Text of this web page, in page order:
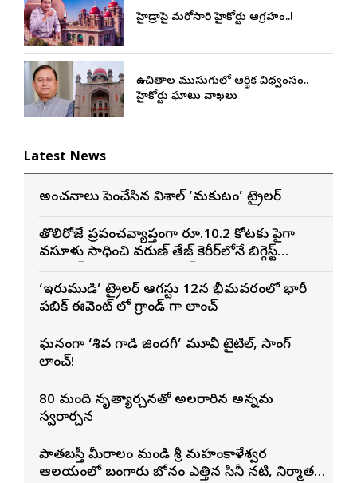
హైడ్రాపై మరోసారి హైకోర్టు ఆగ్రహం..!
ఉచితాల ముసుగులో ఆర్థిక విధ్వంసం..
హైకోర్టు ఘాటు వ్యాఖ్యలు
Latest News
అంచనాలు పెంచేసిన విశాల్ ‘మకుటం’ ట్రైలర్
తొలిరోజే ప్రపంచవ్యాప్తంగా రూ.10.2 కోట్లకు పైగా
వసూళ్లు సాధించి వరుణ్ తేజ్ కెరీర్‌లోనే బిగ్గెస్ట్
‘ఇరుముడి’ ట్రైలర్ ఆగస్టు 12న భీమవరంలో భారీ
పబ్లిక్ ఈవెంట్ లో గ్రాండ్ గా లాంచ్
ఘనంగా ‘శివ గాడి జింద‌గీ’ మూవీ టైటిల్, సాంగ్
లాంచ్!
80 మంది నృత్యార్చనతో అలరారిన అన్నమ
స్వరార్చన
పాతబస్తీ మీరాలం మండి శ్రీ మహంకాళేశ్వర
ఆలయంలో బంగారు బోనం ఎత్తిన సినీ నటి, నిర్మాత